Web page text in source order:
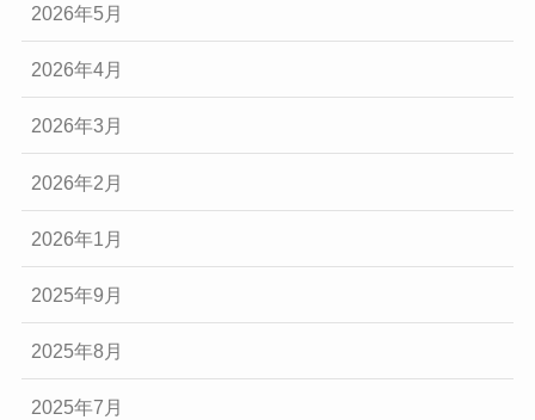
2026年5月
2026年4月
2026年3月
2026年2月
2026年1月
2025年9月
2025年8月
2025年7月